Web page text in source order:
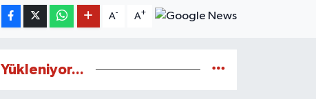
A- A+
Yükleniyor...